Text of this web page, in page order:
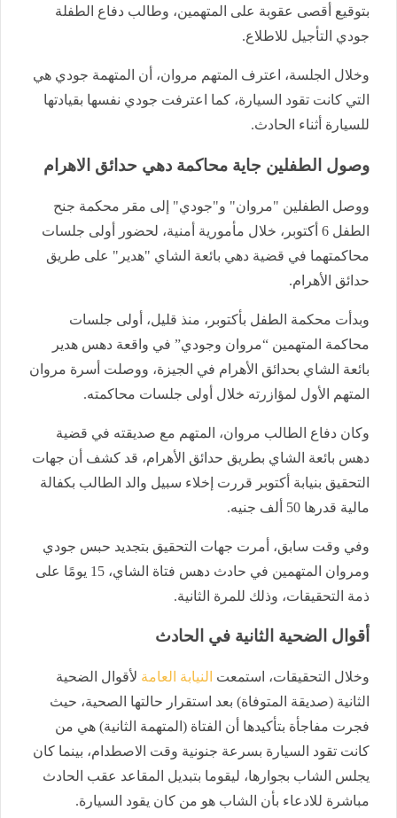
بتوقيع أقصى عقوبة على المتهمين، وطالب دفاع الطفلة
جودي التأجيل للاطلاع.
وخلال الجلسة، اعترف المتهم مروان، أن المتهمة جودي هي
التي كانت تقود السيارة، كما اعترفت جودي نفسها بقيادتها
للسيارة أثناء الحادث.
وصول الطفلين جاية محاكمة دهي حدائق الاهرام
ووصل الطفلين "مروان" و"جودي" إلى مقر محكمة جنح
الطفل 6 أكتوبر، خلال مأمورية أمنية، لحضور أولى جلسات
محاكمتهما في قضية دهي بائعة الشاي "هدير" على طريق
حدائق الأهرام.
وبدأت محكمة الطفل بأكتوبر، منذ قليل، أولى جلسات
محاكمة المتهمين “مروان وجودي” في واقعة دهس هدير
بائعة الشاي بحدائق الأهرام في الجيزة، ووصلت أسرة مروان
المتهم الأول لمؤازرته خلال أولى جلسات محاكمته.
وكان دفاع الطالب مروان، المتهم مع صديقته في قضية
دهس بائعة الشاي بطريق حدائق الأهرام، قد كشف أن جهات
التحقيق بنيابة أكتوبر قررت إخلاء سبيل والد الطالب بكفالة
مالية قدرها 50 ألف جنيه.
وفي وقت سابق، أمرت جهات التحقيق بتجديد حبس جودي
ومروان المتهمين في حادث دهس فتاة الشاي، 15 يومًا على
ذمة التحقيقات، وذلك للمرة الثانية.
أقوال الضحية الثانية في الحادث
وخلال التحقيقات، استمعت النيابة العامة لأقوال الضحية
الثانية (صديقة المتوفاة) بعد استقرار حالتها الصحية، حيث
فجرت مفاجأة بتأكيدها أن الفتاة (المتهمة الثانية) هي من
كانت تقود السيارة بسرعة جنونية وقت الاصطدام، بينما كان
يجلس الشاب بجوارها، ليقوما بتبديل المقاعد عقب الحادث
مباشرة للادعاء بأن الشاب هو من كان يقود السيارة.